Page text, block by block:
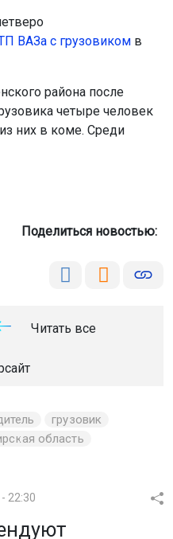
ВАЗа с грузовиком в
района после
четыре человек
них в коме. Среди
Поделиться новостью:
Читать все
грузовик
область
22:30